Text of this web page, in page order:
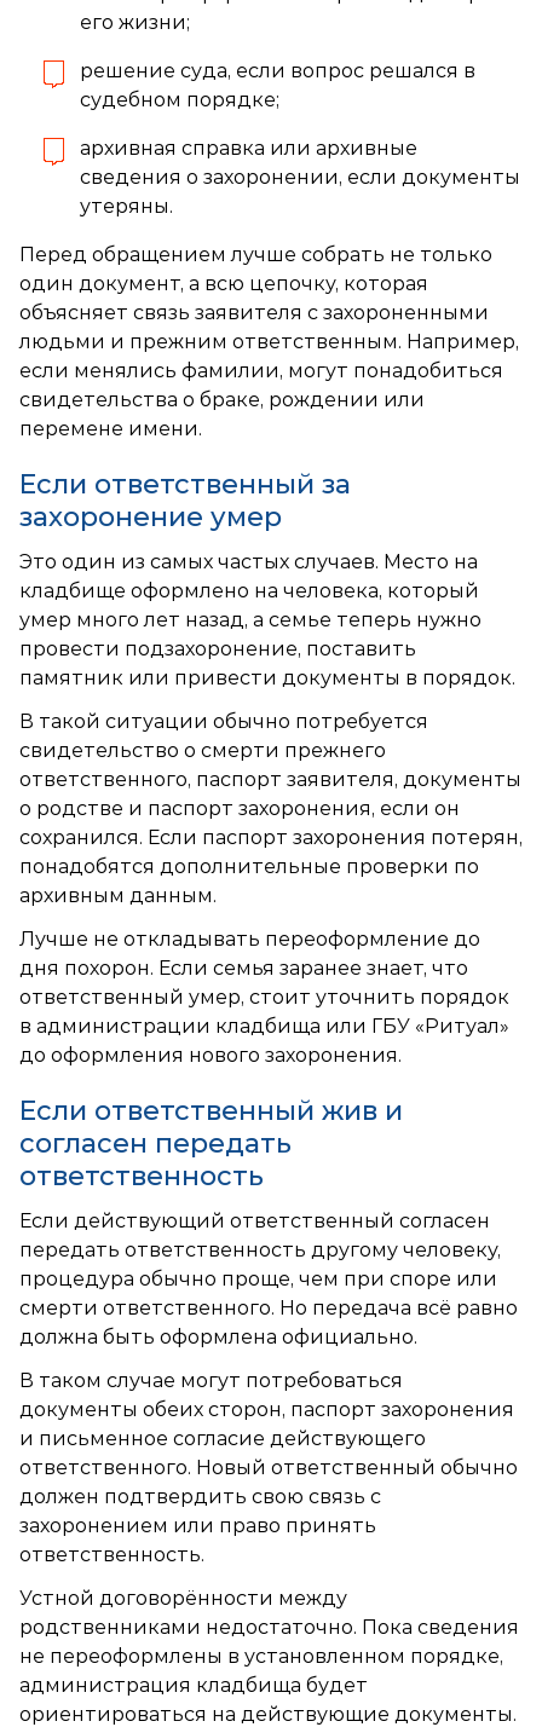
его жизни;
решение суда, если вопрос решался в
судебном порядке;
архивная справка или архивные
сведения о захоронении, если документы
утеряны.
Перед обращением лучше собрать не только
один документ, а всю цепочку, которая
объясняет связь заявителя с захороненными
людьми и прежним ответственным. Например,
если менялись фамилии, могут понадобиться
свидетельства о браке, рождении или
перемене имени.
Если ответственный за
захоронение умер
Это один из самых частых случаев. Место на
кладбище оформлено на человека, который
умер много лет назад, а семье теперь нужно
провести подзахоронение, поставить
памятник или привести документы в порядок.
В такой ситуации обычно потребуется
свидетельство о смерти прежнего
ответственного, паспорт заявителя, документы
о родстве и паспорт захоронения, если он
сохранился. Если паспорт захоронения потерян,
понадобятся дополнительные проверки по
архивным данным.
Лучше не откладывать переоформление до
дня похорон. Если семья заранее знает, что
ответственный умер, стоит уточнить порядок
в администрации кладбища или ГБУ «Ритуал»
до оформления нового захоронения.
Если ответственный жив и
согласен передать
ответственность
Если действующий ответственный согласен
передать ответственность другому человеку,
процедура обычно проще, чем при споре или
смерти ответственного. Но передача всё равно
должна быть оформлена официально.
В таком случае могут потребоваться
документы обеих сторон, паспорт захоронения
и письменное согласие действующего
ответственного. Новый ответственный обычно
должен подтвердить свою связь с
захоронением или право принять
ответственность.
Устной договорённости между
родственниками недостаточно. Пока сведения
не переоформлены в установленном порядке,
администрация кладбища будет
ориентироваться на действующие документы.